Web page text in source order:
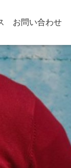
お問い合わせ